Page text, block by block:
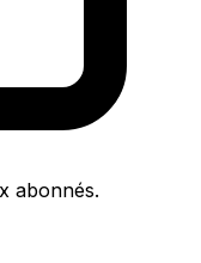
abonnés.